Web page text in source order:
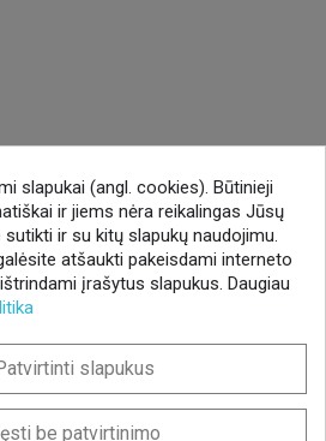
slapukai (angl. cookies). Būtinieji
ir jiems nėra reikalingas Jūsų
ir su kitų slapukų naudojimu.
atšaukti pakeisdami interneto
įrašytus slapukus. Daugiau
slapukus
be patvirtinimo